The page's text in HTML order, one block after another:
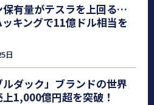
有量がテスラを上回る…
ッキングで11億ドル相当を
日
ダック」ブランドの世界
1,000億円超を突破！